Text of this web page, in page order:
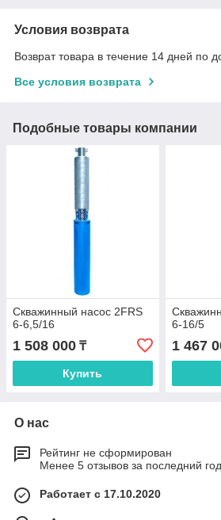
Условия возврата
Возврат товара в течение 14 дней по
Все условия возврата
Подобные товары компании
Скважинный насос 2FRS
6-6,5/16
1 508 000 ₸
Купить
6-16/5
1 467
О нас
Рейтинг не сформирован
Менее 5 отзывов за последний год
Работает с 17.10.2020